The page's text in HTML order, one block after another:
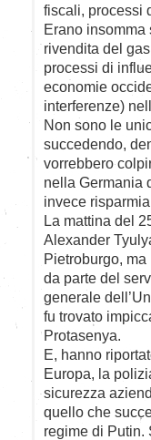
fiscali, processi
Erano
rivendita del
processi di
economie
interferenze)
Non sono le
succedendo,
vorrebbero
nella Germania
invece
La mattina del
Alexander
Pietroburgo,
da parte del
generale
fu trovato
Protasenya.
E, hanno
Europa, la
sicurezza
quello che
regime di Putin.